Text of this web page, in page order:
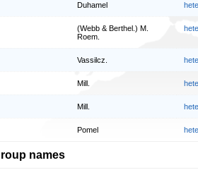
Duhamel
(Webb & Berthel.) M.
Roem.
Vassilcz.
Mill.
Mill.
Pomel
names